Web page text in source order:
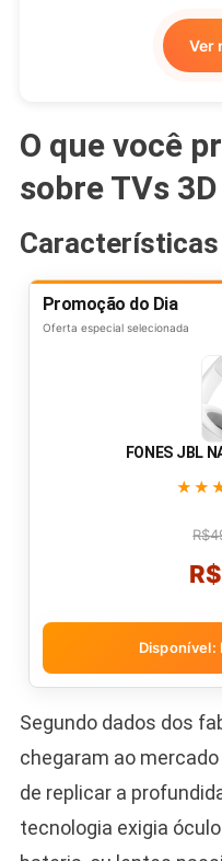
Ver
O que você
sobre TVs 3D
Características
Promoção do Dia
Oferta especial selecionada
FONES JBL
Disponível:
Segundo dados dos
chegaram ao
de replicar a
tecnologia exigia